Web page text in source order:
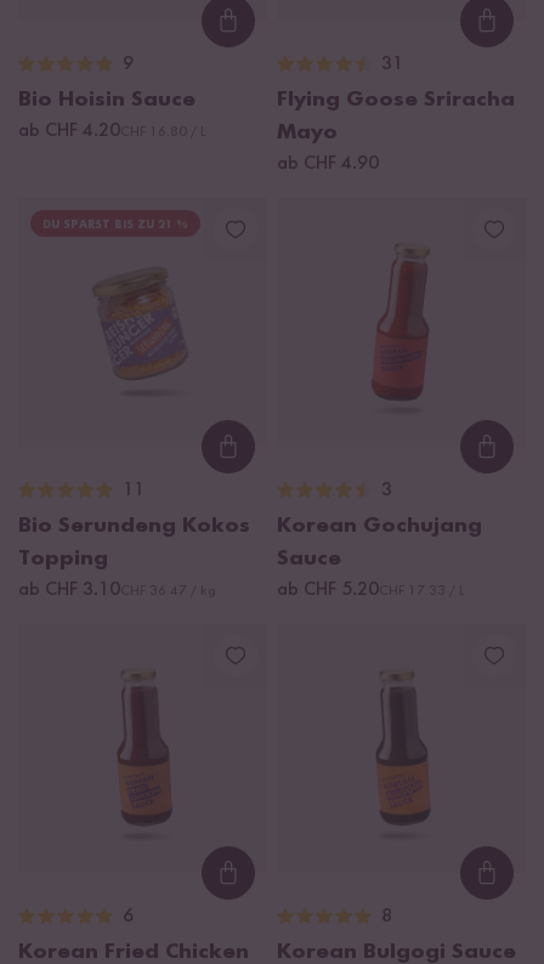
Loading...
9
Bio Hoisin Sauce
ab CHF 4.20
31
Flying Goose Sriracha
Mayo
ab CHF 4.90
DU SPARST BIS ZU 21 %
Loading...
Bio Serundeng Kokos
Topping
ab CHF 3.10
3
Korean Gochujang
Sauce
ab CHF 5.20
Loading...
6
Korean Fried Chicken
8
Korean Bulgogi Sauce